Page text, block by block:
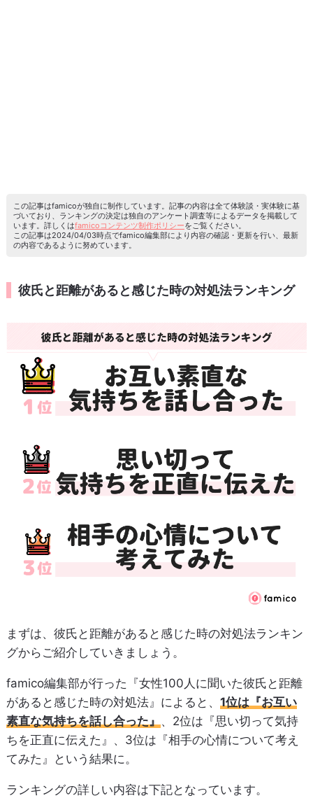
この記事はfamicoが独自に制作しています。記事の内容は全て体験談・実体験に基
づいており、ランキングの決定は独自のアンケート調査等によるデータを掲載して
います。詳しくはfamicoコンテンツ制作ポリシーをご覧ください。
この記事は2024/04/03時点でfamico編集部により内容の確認・更新を行い、最新
の内容であるように努めています。
彼氏と距離があると感じた時の対処法ランキング
まずは、彼氏と距離があると感じた時の対処法ランキン
グからご紹介していきましょう。
famico編集部が行った『女性100人に聞いた彼氏と距離
があると感じた時の対処法』によると、 1位は『お互い
素直な気持ちを話し合った』 、2位は『思い切って気持
ちを正直に伝えた』、3位は『相手の心情について考え
てみた』という結果に。
ランキングの詳しい内容は下記となっています。